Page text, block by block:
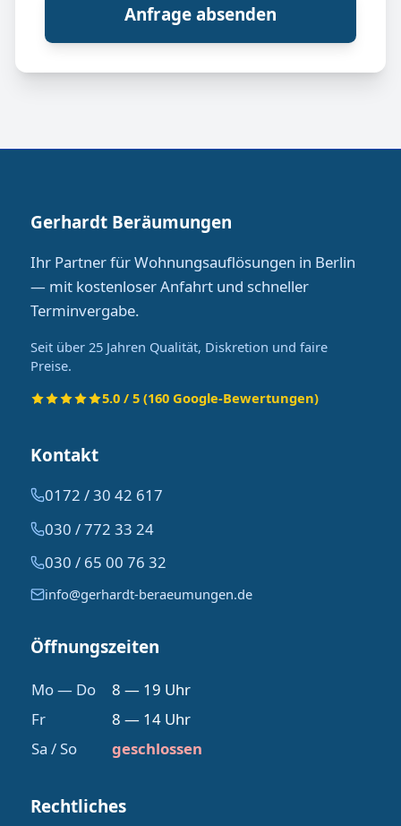
Anfrage absenden
Gerhardt Beräumungen
Ihr Partner für Wohnungsauflösungen in Berlin
— mit kostenloser Anfahrt und schneller
Terminvergabe.
Seit über 25 Jahren Qualität, Diskretion und faire
Preise.
5.0 / 5 (160 Google-Bewertungen)
Kontakt
0172 / 30 42 617
030 / 772 33 24
030 / 65 00 76 32
info@gerhardt-beraeumungen.de
Öffnungszeiten
Mo — Do
8 — 19 Uhr
Fr
8 — 14 Uhr
Sa / So
geschlossen
Rechtliches